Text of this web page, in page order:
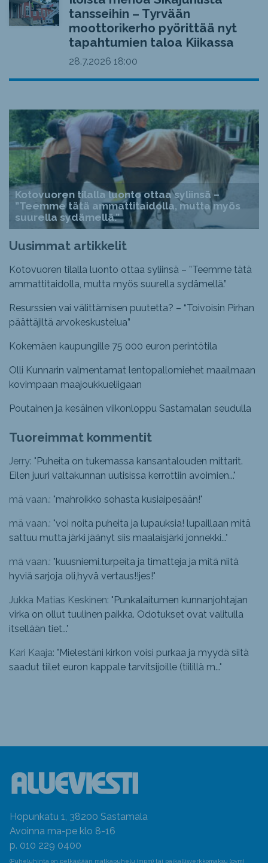
tansseihin – Tyrvään
moottorikerho pyörittää nyt
tapahtumien taloa Kiikassa
28.7.2026 18:00
Kotovuoren tilalla luonto ottaa syliinsä –
”Teemme tätä ammattitaidolla, mutta myös
suurella sydämellä.”
Uusimmat artikkelit
Kotovuoren tilalla luonto ottaa syliinsä – ”Teemme tätä
ammattitaidolla, mutta myös suurella sydämellä.”
Resurssien vai välittämisen puutetta? – “Toivoisin Pirhan
päättäjiltä arvokeskustelua”
Kokemäen kaupungille 75 000 euron perintötila
Olli Kunnarin valmentamat lentopallomiehet maailmaan
kovimpaan maajoukkueliigaan
Poutainen ja kesäinen viikonloppu Sastamalan seudulla
Tuoreimmat kommentit
Jerry: "Puheita on tukemassa kansantalouden mittarit.
Eilen juuri valtakunnan uutisissa kerrottiin avoimien..."
mä vaan.: "mahroikko sohasta kusiaipesään!"
mä vaan.: "voi noita puheita ja lupauksia! lupaillaan mitä
sattuu mutta järki jäänyt siis maalaisjärki jonnekki..."
mä vaan.: "kuusniemi.turpeita ja timatteja ja mitä niitä
hyviä sarjoja oli,hyvä vertaus!!jes!"
Jukka Matias Keskinen: "Punkalaitumen kunnanjohtajan
virka on ollut tuulinen paikka. Odotukset ovat valitulla
itsellään tiet..."
Kari Kaaja: "Mielestäni kirkon voisi purkaa ja myydä siitä
saadut tiilet euron kappale tarvitsijoille (tiilillä m..."
Hopunkatu 1, 38200 Sastamala
Avoinna ma-pe klo 8-16
p. 010 229 0400
(Puheluhinta on pelkästään matkapuhelu (mpm) tai paikallisverkkomaksu (pvm)